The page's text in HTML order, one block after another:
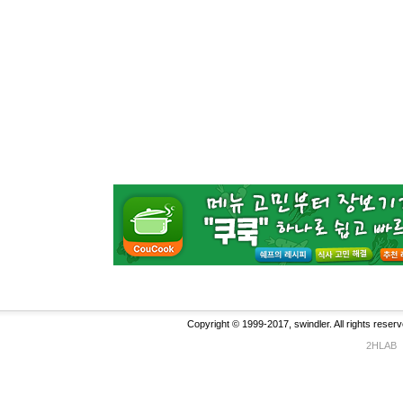
Copyright © 1999-2017, swindler. All rights
2HLAB